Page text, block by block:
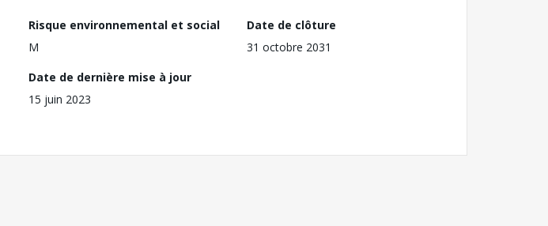
Risque environnemental et social
M
Date de clôture
31 octobre 2031
Date de dernière mise à jour
15 juin 2023